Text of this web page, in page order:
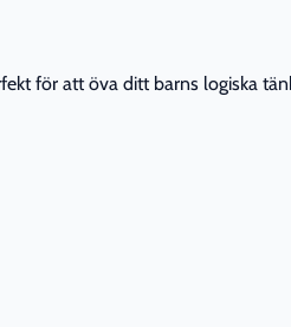
för att öva ditt barns logiska